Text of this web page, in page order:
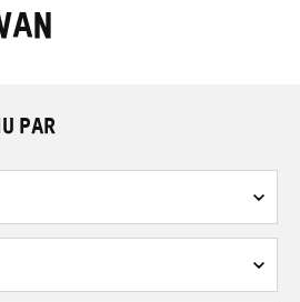
les
termes
PAR
contenu